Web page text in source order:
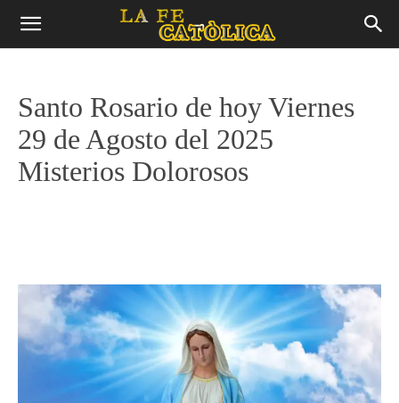
Santo Rosario de hoy Viernes
29 de Agosto del 2025
Misterios Dolorosos